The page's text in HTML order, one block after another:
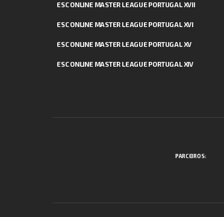
ESC ONLINE MASTER LEAGUE PORTUGAL XVII
ESC ONLINE MASTER LEAGUE PORTUGAL XVI
ESC ONLINE MASTER LEAGUE PORTUGAL XV
ESC ONLINE MASTER LEAGUE PORTUGAL XIV
PARCEIROS: